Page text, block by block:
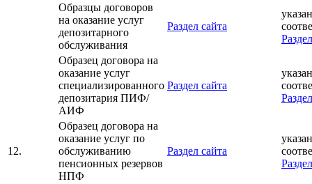
12.
Образцы договоров
на оказание услуг
депозитарного
обслуживания
Раздел сайта
Образец договора на
оказание услуг
специализированного
депозитария ПИФ/
АИФ
Раздел сайта
Образец договора на
оказание услуг по
обслуживанию
пенсионных резервов
НПФ
Раздел сайта